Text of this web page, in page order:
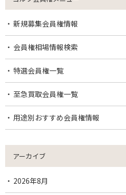
新規募集会員権情報
会員権相場情報検索
特選会員権一覧
至急買取会員権一覧
用途別おすすめ会員権情報
アーカイブ
2026年8月